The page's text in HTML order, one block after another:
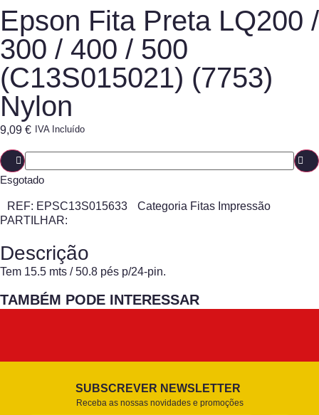
Epson Fita Preta LQ200 /
300 / 400 / 500
(C13S015021) (7753)
Nylon
9,09 € IVA Incluído
Esgotado
REF: EPSC13S015633 Categoria Fitas Impressão
PARTILHAR:
Descrição
Tem 15.5 mts / 50.8 pés p/24-pin.
TAMBÉM PODE INTERESSAR
SUBSCREVER NEWSLETTER
Receba as nossas novidades e promoções